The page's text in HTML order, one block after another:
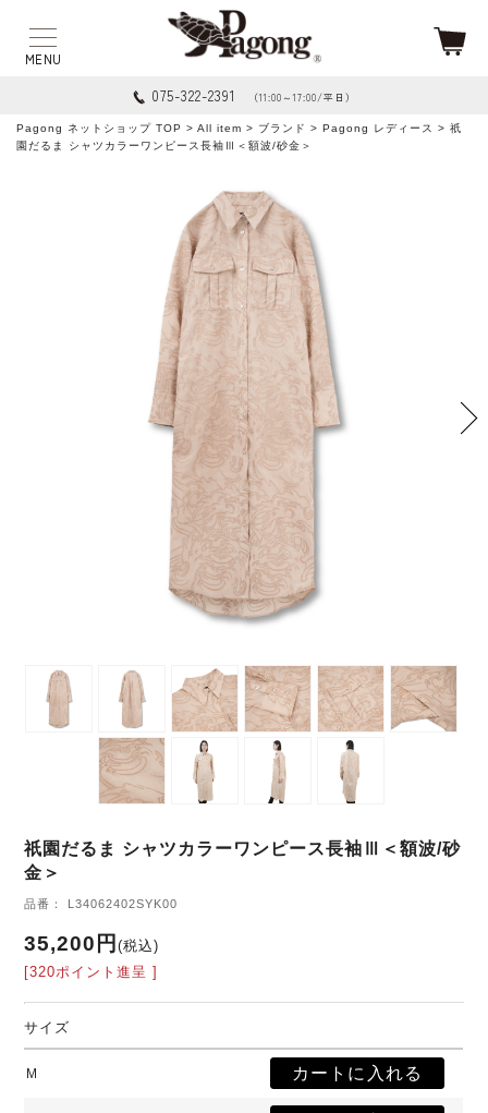
075-322-2391 （11:00～17:00/平日）
Pagong ネットショップ TOP > All item > ブランド > Pagong レディース
> 祇
園だるま シャツカラーワンピース長袖Ⅲ＜額波/砂金＞
祇園だるま シャツカラーワンピース長袖Ⅲ＜額波/砂
金＞
品番： L34062402SYK00
35,200円(税込)
[320ポイント進呈 ]
サイズ
M